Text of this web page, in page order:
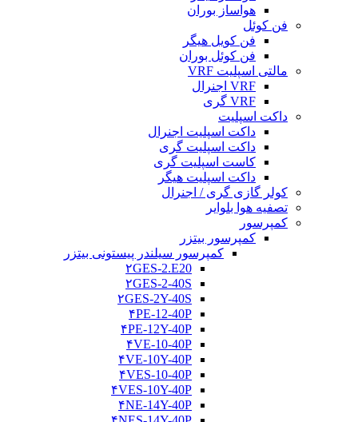
هواساز بوران
فن کوئل
فن کویل هیگر
فن کوئل بوران
مالتی اسپلیت VRF
VRF اجنرال
VRF گری
داکت اسپلیت
داکت اسپلیت اجنرال
داکت اسپلیت گری
کاست اسپلیت گری
داکت اسپلیت هیگر
کولر گازی گری / اجنرال
تصفیه هوا بلوایر
کمپرسور
کمپرسور بیتزر
کمپرسور سیلندر پیستونی بیتزر
۲GES-2.E20
۲GES-2-40S
۲GES-2Y-40S
۴PE-12-40P
۴PE-12Y-40P
۴VE-10-40P
۴VE-10Y-40P
۴VES-10-40P
۴VES-10Y-40P
۴NE-14Y-40P